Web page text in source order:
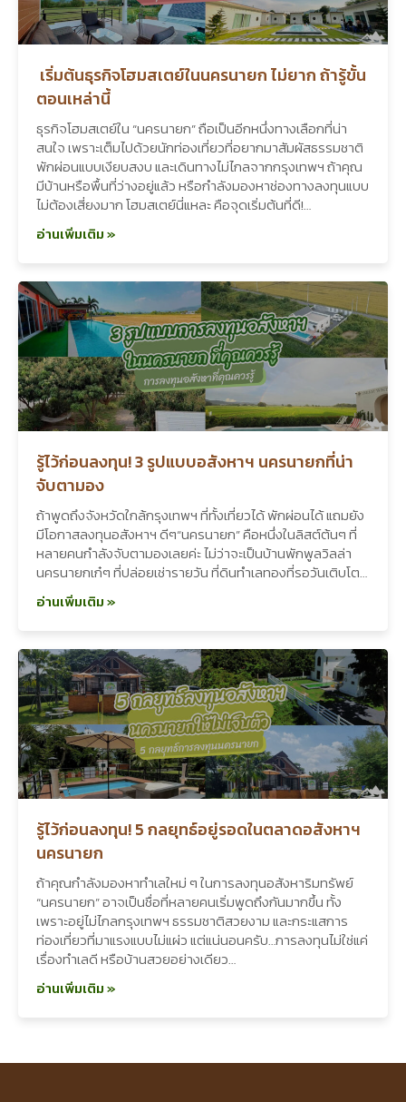
เริ่มต้นธุรกิจโฮมสเตย์ในนครนายก ไม่ยาก ถ้ารู้ขั้น
ตอนเหล่านี้
ธุรกิจโฮมสเตย์ใน “นครนายก” ถือเป็นอีกหนึ่งทางเลือกที่น่า
สนใจ เพราะเต็มไปด้วยนักท่องเที่ยวที่อยากมาสัมผัสธรรมชาติ
พักผ่อนแบบเงียบสงบ และเดินทางไม่ไกลจากกรุงเทพฯ ถ้าคุณ
มีบ้านหรือพื้นที่ว่างอยู่แล้ว หรือกำลังมองหาช่องทางลงทุนแบบ
ไม่ต้องเสี่ยงมาก โฮมสเตย์นี่แหละ คือจุดเริ่มต้นที่ดี!…
อ่านเพิ่มเติม »
รู้ไว้ก่อนลงทุน! 3 รูปแบบอสังหาฯ นครนายกที่น่า
จับตามอง
ถ้าพูดถึงจังหวัดใกล้กรุงเทพฯ ที่ทั้งเที่ยวได้ พักผ่อนได้ แถมยัง
มีโอกาสลงทุนอสังหาฯ ดีๆ“นครนายก” คือหนึ่งในลิสต์ต้นๆ ที่
หลายคนกำลังจับตามองเลยค่ะ ไม่ว่าจะเป็นบ้านพักพูลวิลล่า
นครนายกเก๋ๆ ที่ปล่อยเช่ารายวัน ที่ดินทำเลทองที่รอวันเติบโต…
อ่านเพิ่มเติม »
รู้ไว้ก่อนลงทุน! 5 กลยุทธ์อยู่รอดในตลาดอสังหาฯ
นครนายก
ถ้าคุณกำลังมองหาทำเลใหม่ ๆ ในการลงทุนอสังหาริมทรัพย์
“นครนายก” อาจเป็นชื่อที่หลายคนเริ่มพูดถึงกันมากขึ้น ทั้ง
เพราะอยู่ไม่ไกลกรุงเทพฯ ธรรมชาติสวยงาม และกระแสการ
ท่องเที่ยวที่มาแรงแบบไม่แผ่ว แต่แน่นอนครับ…การลงทุนไม่ใช่แค่
เรื่องทำเลดี หรือบ้านสวยอย่างเดียว…
อ่านเพิ่มเติม »